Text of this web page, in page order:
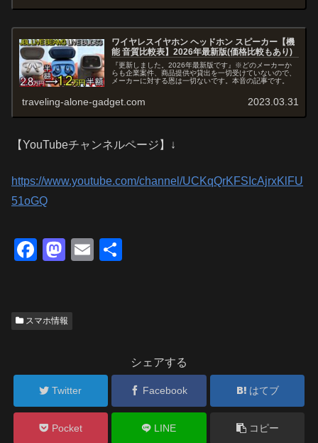
ワイヤレスイヤホン ヘッドホン スピーカー【機
能 音質比較表】2026年最新版(価格比較もあり)
『更新しました。2026年最新版です』※どのメーカーか
らも企業案件、商品提供や貸出を一切受けていないので、
メーカーに対する恩は一切ないです。本音の記事です。
traveling-alone-gadget.com 2023.03.31
【YouTubeチャンネルページ】↓
https://www.youtube.com/channel/UCKqQrKFSIcAjrxKlFU
51oGQ
F
e
o
k
M
o
n
E
スマホ情報
シェアする
Twitter Facebook はてブ
Pocket LINE コピー